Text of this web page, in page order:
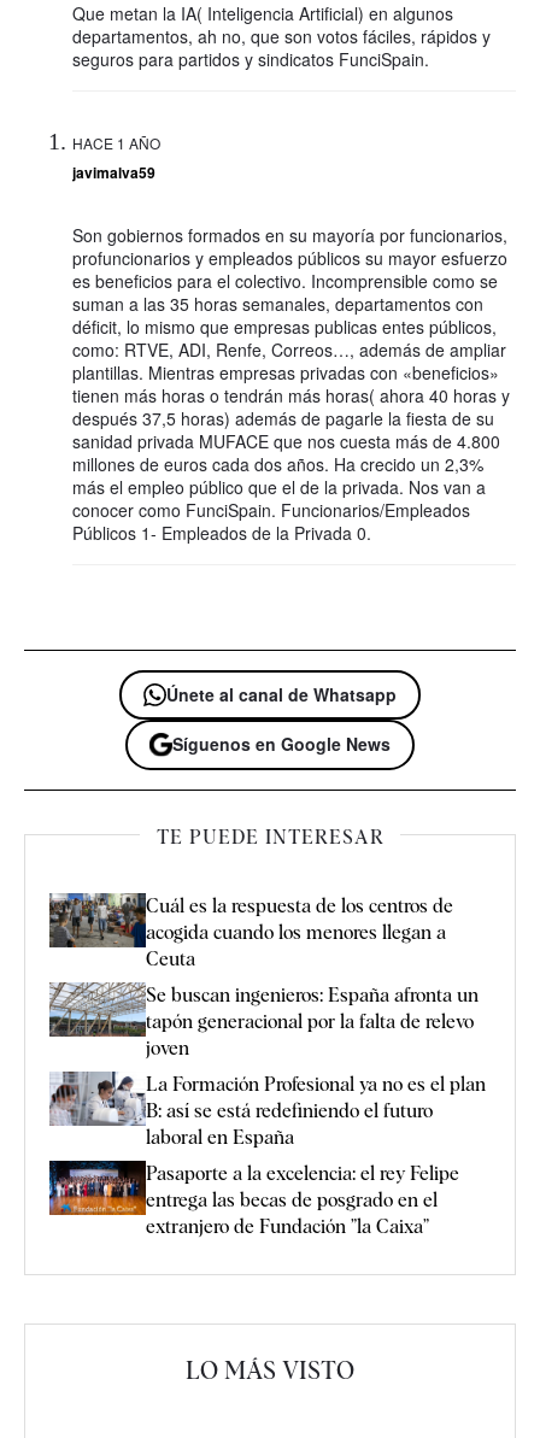
Que metan la IA( Inteligencia Artificial) en algunos
departamentos, ah no, que son votos fáciles, rápidos y
seguros para partidos y sindicatos FunciSpain.
HACE 1 AÑO
javimalva59
Son gobiernos formados en su mayoría por funcionarios,
profuncionarios y empleados públicos su mayor esfuerzo
es beneficios para el colectivo. Incomprensible como se
suman a las 35 horas semanales, departamentos con
déficit, lo mismo que empresas publicas entes públicos,
como: RTVE, ADI, Renfe, Correos…, además de ampliar
plantillas. Mientras empresas privadas con «beneficios»
tienen más horas o tendrán más horas( ahora 40 horas y
después 37,5 horas) además de pagarle la fiesta de su
sanidad privada MUFACE que nos cuesta más de 4.800
millones de euros cada dos años. Ha crecido un 2,3%
más el empleo público que el de la privada. Nos van a
conocer como FunciSpain. Funcionarios/Empleados
Públicos 1- Empleados de la Privada 0.
Únete al canal de Whatsapp
Síguenos en Google News
TE PUEDE INTERESAR
Cuál es la respuesta de los centros de
acogida cuando los menores llegan a
Ceuta
Se buscan ingenieros: España afronta un
tapón generacional por la falta de relevo
joven
La Formación Profesional ya no es el plan
B: así se está redefiniendo el futuro
laboral en España
Pasaporte a la excelencia: el rey Felipe
entrega las becas de posgrado en el
extranjero de Fundación ”la Caixa”
LO MÁS VISTO